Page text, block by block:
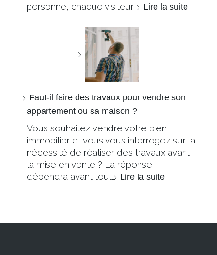
personne, chaque visiteur,… Lire la suite
Faut-il faire des travaux pour vendre son
appartement ou sa maison ?
Vous souhaitez vendre votre bien
immobilier et vous vous interrogez sur la
nécessité de réaliser des travaux avant
la mise en vente ? La réponse
dépendra avant tout… Lire la suite